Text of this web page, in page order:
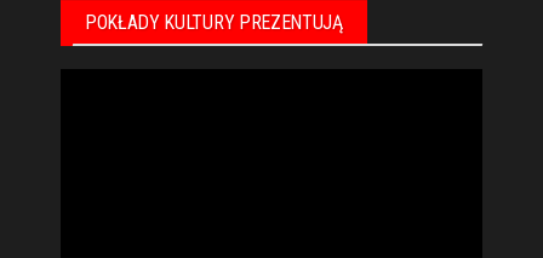
POKŁADY KULTURY PREZENTUJĄ